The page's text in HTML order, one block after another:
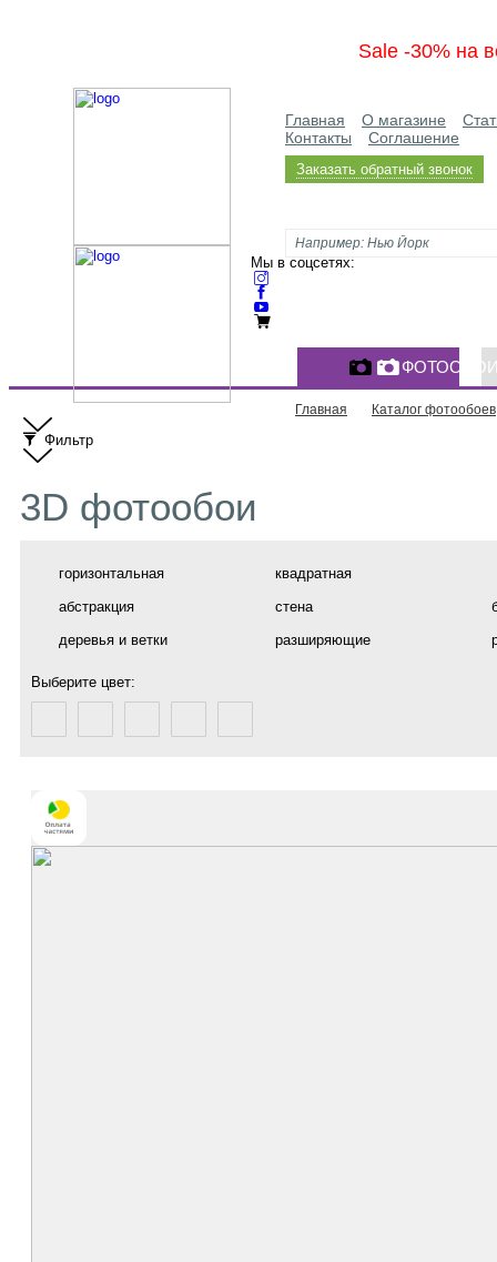
Sale -30% на
Главная О магазине
Контакты
Соглашение
Заказать обратный звонок
Мы в соцсетях:
Главная Каталог фотообоев
Фильтр
3D фотообои
горизонтальная
квадратная
абстракция
стена
деревья и ветки
разширяющие
Выберите цвет: